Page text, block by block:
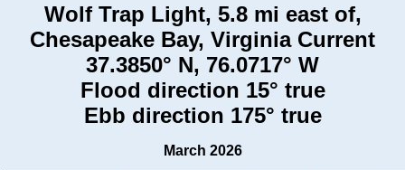
Wolf Trap Light, 5.8 mi east of,
Chesapeake Bay, Virginia Current
37.3850° N, 76.0717° W
Flood direction 15° true
Ebb direction 175° true
March 2026